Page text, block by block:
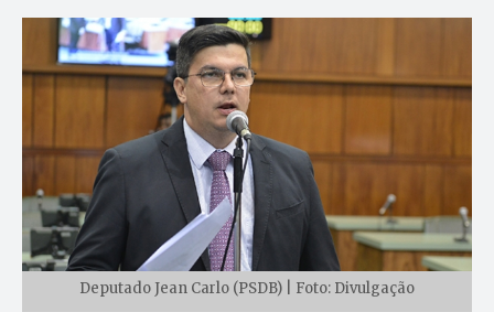
Deputado Jean Carlo (PSDB) | Foto: Divulgação